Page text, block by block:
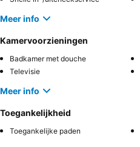
Meer info
Kamervoorzieningen
Badkamer met douche
Televisie
Meer info
Toegankelijkheid
Toegankelijke paden